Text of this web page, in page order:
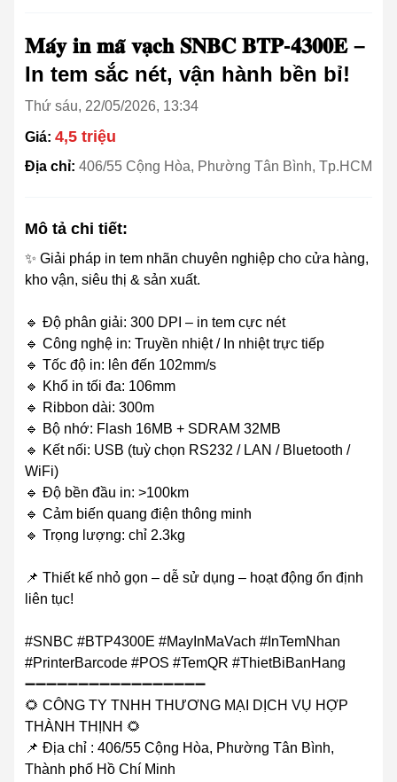
𝐌𝐚́𝐲 𝐢𝐧 𝐦𝐚̃ 𝐯𝐚̣𝐜𝐡 𝐒𝐍𝐁𝐂 𝐁𝐓𝐏-𝟒𝟑𝟎𝟎𝐄 –
In tem sắc nét, vận hành bền bỉ!
Thứ sáu, 22/05/2026, 13:34
Giá: 4,5 triệu
Địa chỉ: 406/55 Cộng Hòa, Phường Tân Bình, Tp.HCM
Mô tả chi tiết:
✨ Giải pháp in tem nhãn chuyên nghiệp cho cửa hàng,
kho vận, siêu thị & sản xuất.
🔹 Độ phân giải: 300 DPI – in tem cực nét
🔹 Công nghệ in: Truyền nhiệt / In nhiệt trực tiếp
🔹 Tốc độ in: lên đến 102mm/s
🔹 Khổ in tối đa: 106mm
🔹 Ribbon dài: 300m
🔹 Bộ nhớ: Flash 16MB + SDRAM 32MB
🔹 Kết nối: USB (tuỳ chọn RS232 / LAN / Bluetooth /
WiFi)
🔹 Độ bền đầu in: >100km
🔹 Cảm biến quang điện thông minh
🔹 Trọng lượng: chỉ 2.3kg
📌 Thiết kế nhỏ gọn – dễ sử dụng – hoạt động ổn định
liên tục!
#SNBC #BTP4300E #MayInMaVach #InTemNhan
#PrinterBarcode #POS #TemQR #ThietBiBanHang
➖➖➖➖➖➖➖➖➖➖➖➖➖➖➖➖➖
🌻 CÔNG TY TNHH THƯƠNG MẠI DỊCH VỤ HỢP
THÀNH THỊNH 🌻
📌 Địa chỉ : 406/55 Cộng Hòa, Phường Tân Bình,
Thành phố Hồ Chí Minh